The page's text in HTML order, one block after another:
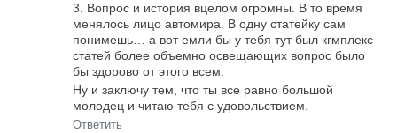
3. Вопрос и история вцелом огромны. В то время
менялось лицо автомира. В одну статейку сам
понимешь… а вот емли бы у тебя тут был кгмплекс
статей более объемно освещающих вопрос было
бы здорово от этого всем.
Ну и заключу тем, что ты все равно большой
молодец и читаю тебя с удовольствием.
Ответить